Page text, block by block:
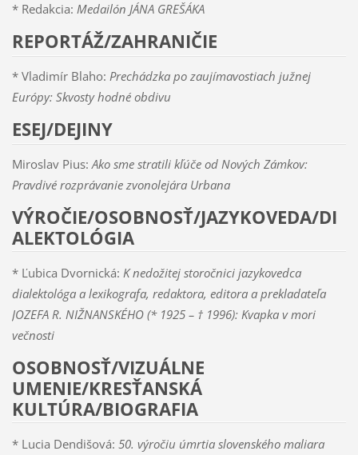
* Redakcia: Medailón JÁNA GREŠÁKA
REPORTÁŽ/ZAHRANIČIE
* Vladimír Blaho: Prechádzka po zaujímavostiach južnej
Európy: Skvosty hodné obdivu
ESEJ/DEJINY
Miroslav Pius: Ako sme stratili kľúče od Nových Zámkov:
Pravdivé rozprávanie zvonolejára Urbana
VÝROČIE/OSOBNOSŤ/JAZYKOVEDA/DI
ALEKTOLÓGIA
* Ľubica Dvornická: K nedožitej storočnici jazykovedca
dialektológa a lexikografa, redaktora, editora a prekladateľa
JOZEFA R. NIŽNANSKÉHO (* 1925 – † 1996): Kvapka v mori
večnosti
OSOBNOSŤ/VIZUÁLNE
UMENIE/KRESŤANSKÁ
KULTÚRA/BIOGRAFIA
* Lucia Dendišová: 50. výročiu úmrtia slovenského maliara